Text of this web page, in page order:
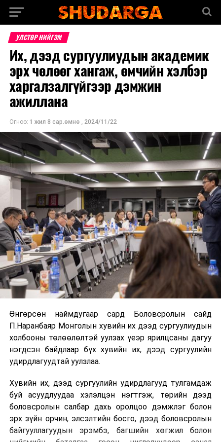
УЛСТӨР НИЙГЭМ
Их, дээд сургуулиудын академик
эрх чөлөөг хангаж, өмчийн хэлбэр
харгалзалгүйгээр дэмжин
ажиллана
Огноо: 1 жил 8 сар.өмнө , 2024/11/22
Өнгөрсөн наймдугаар сард Боловсролын сайд
П.Наранбаяр Монголын хувийн их дээд сургуулиудын
холбооны төлөөлөлтэй уулзах үеэр ярилцсаны дагуу
нэгдсэн байдлаар бүх хувийн их, дээд сургуулийн
удирдлагуудтай уулзлаа.
Хувийн их, дээд сургуулийн удирдлагууд тулгамдаж
буй асуудлуудаа хэлэлцэн нэгтгэж, төрийн дээд
боловсролын салбар дахь оролцоо дэмжлэг болон
эрх зүйн орчин, элсэлтийн босго, дээд боловсролын
байгууллагуудын эрэмбэ, багшийн хөгжил болон